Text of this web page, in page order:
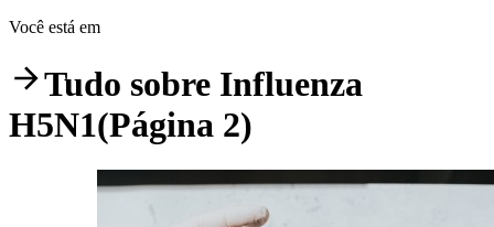
Você está em
Tudo sobre Influenza
H5N1(Página 2)